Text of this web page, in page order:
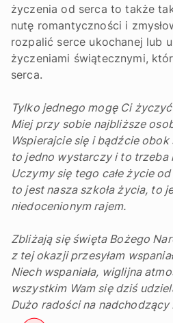
życzenia od serca to także
nutę romantyczności i
rozpalić serce ukochanej lub
życzeniami świątecznymi,
serca.
Tylko jednego mogę Ci
Miej przy sobie najbliższe
Wspierajcie się i bądźcie obok
to jedno wystarczy i to trzeba
Uczymy się tego całe życie
to jest nasza szkoła życia, to
niedocenionym rajem.
Zbliżają się święta Bożego
z tej okazji przesyłam
Niech wspaniała, wiglijna
wszystkim Wam się dziś
Dużo radości na nadchodzący